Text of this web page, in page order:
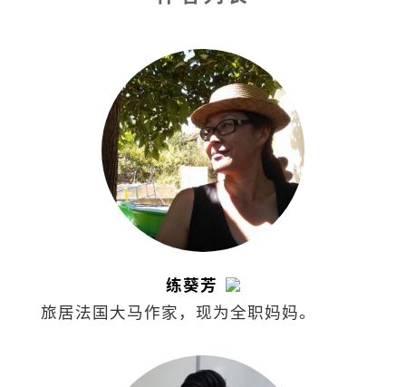
练葵芳
旅居法国大马作家，现为全职妈妈。